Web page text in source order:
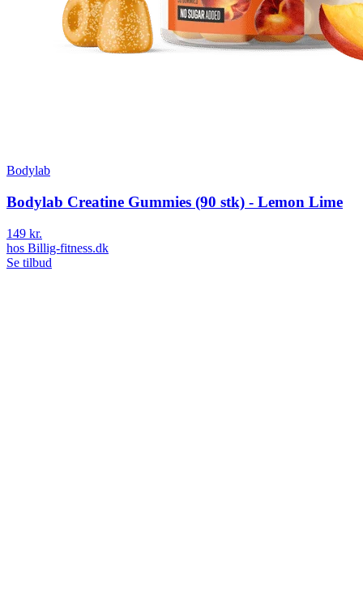
Bodylab
Bodylab Creatine Gummies (90 stk) - Lemon Lime
149 kr.
hos Billig-fitness.dk
Se tilbud